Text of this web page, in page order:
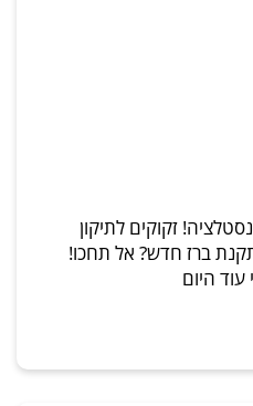
זקוקים לתיקון
ברז חדש? אל תחכו!
היום